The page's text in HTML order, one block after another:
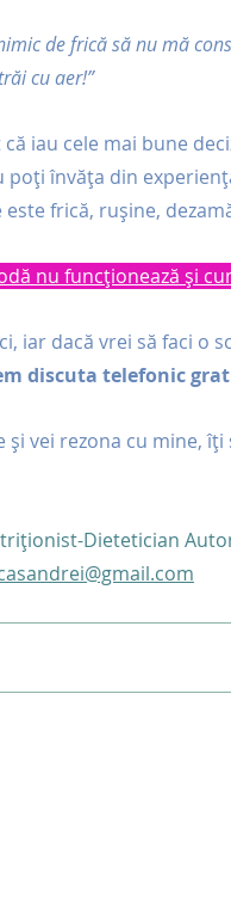
de frică să nu mă
cu aer!”
iau cele mai bune
poți învăța din
frică, rușine,
nu funcționează și
iar dacă vrei să faci o
discuta telefonic
vei rezona cu mine,
Dietetician